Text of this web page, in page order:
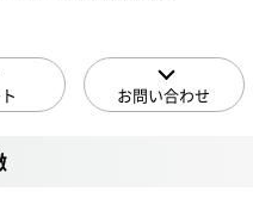
お問い合わせ